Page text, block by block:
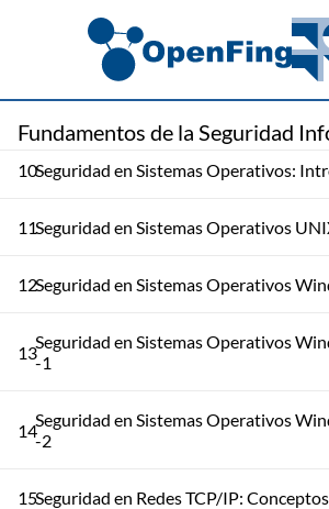
Fundamentos de la Seguridad
Chinese Wall y RBAC
10Seguridad en Sistemas Operativos:
11Seguridad en Sistemas Operativos
12Seguridad en Sistemas Operativos
13Seguridad en Sistemas Operativos
-1
14Seguridad en Sistemas Operativos
-2
15Seguridad en Redes TCP/IP: